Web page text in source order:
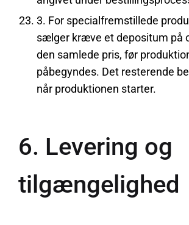
3. For specialfremstillede
sælger kræve et depositum på
den samlede pris, før
påbegyndes. Det resterende
når produktionen starter.
6. Levering og
tilgængelighed